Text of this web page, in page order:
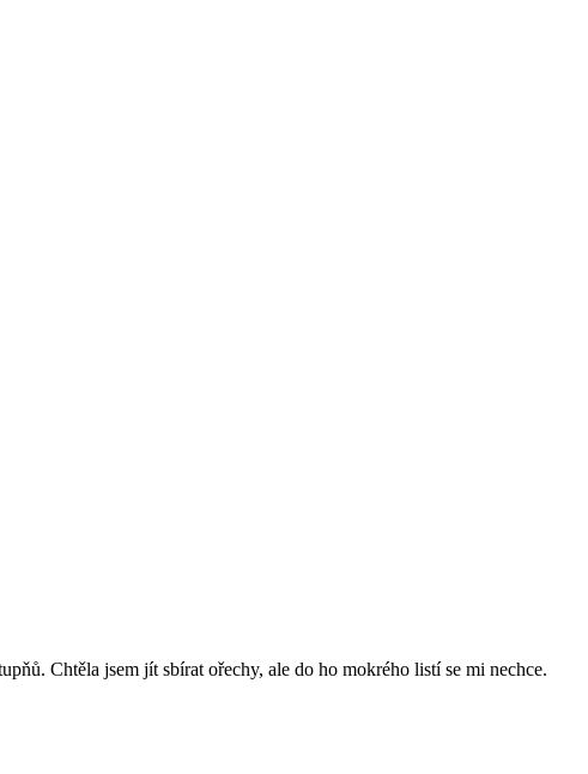
Chtěla jsem jít sbírat ořechy, ale do ho mokrého listí se mi nechce.